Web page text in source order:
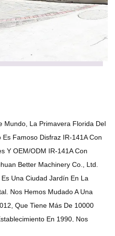
Mundo, La Primavera Florida Del
Es Famoso Disfraz IR-141A Con
Y OEM/ODM IR-141A Con
Better Machinery Co., Ltd.
Una Ciudad Jardín En La
Nos Hemos Mudado A Una
Que Tiene Más De 10000
En 1990, Nos